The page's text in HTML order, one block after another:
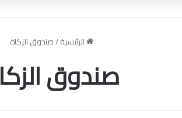
الرئيسية/صندوق الزكاة
صندوق